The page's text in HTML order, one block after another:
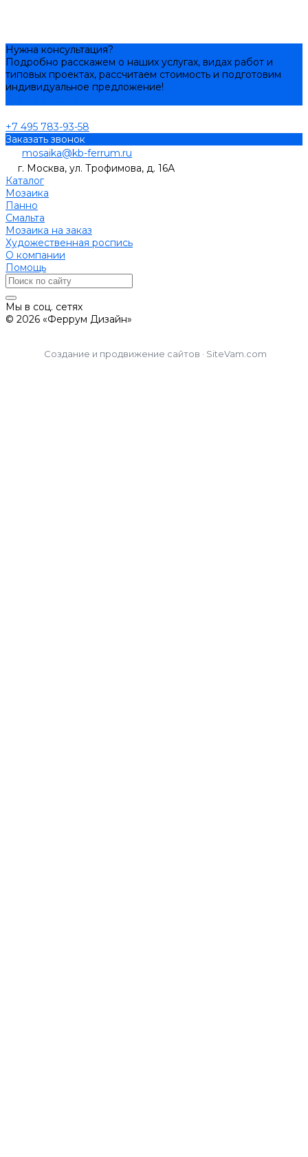
Нужна консультация?
Подробно расскажем о наших услугах, видах работ и
типовых проектах, рассчитаем стоимость и подготовим
индивидуальное предложение!
+7 495 783-93-58
Заказать звонок
mosaika@kb-ferrum.ru
г. Москва, ул. Трофимова, д. 16А
Каталог
Мозаика
Панно
Смальта
Мозаика на заказ
Художественная роспись
О компании
Помощь
Мы в соц. сетях
© 2026 «Феррум Дизайн»
Создание и продвижение сайтов · SiteVam.com